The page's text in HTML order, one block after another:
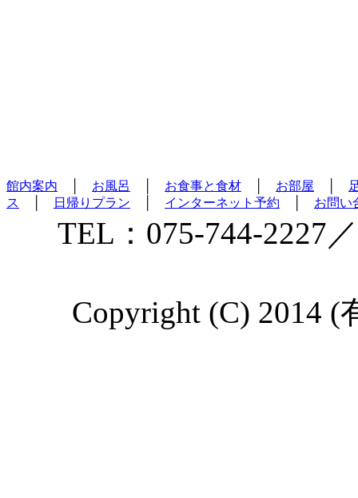
館内案内 お風呂 お食事と食材 お部屋
ス
日帰りプラン インターネット予約 お問い
TEL：075-744-2227
Copyright (C) 2014 (